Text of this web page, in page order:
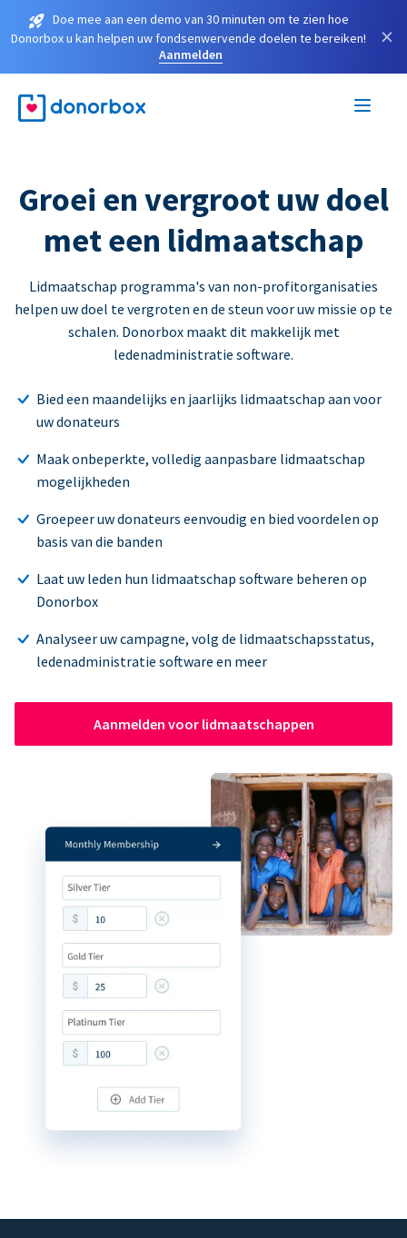
Doe mee aan een demo van 30 minuten om te zien hoe
Donorbox u kan helpen uw fondsenwervende doelen te bereiken!
Aanmelden
×
Groei en vergroot uw doel
met een lidmaatschap
Lidmaatschap programma's van non-profitorganisaties
helpen uw doel te vergroten en de steun voor uw missie op te
schalen. Donorbox maakt dit makkelijk met
ledenadministratie software.
Bied een maandelijks en jaarlijks lidmaatschap aan voor
uw donateurs
Maak onbeperkte, volledig aanpasbare lidmaatschap
mogelijkheden
Groepeer uw donateurs eenvoudig en bied voordelen op
basis van die banden
Laat uw leden hun lidmaatschap software beheren op
Donorbox
Analyseer uw campagne, volg de lidmaatschapsstatus,
ledenadministratie software en meer
Aanmelden voor lidmaatschappen